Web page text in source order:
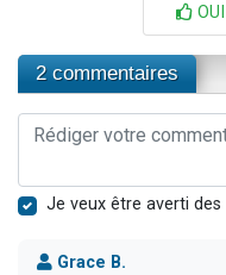
OUI
2 commentaires
Je veux être averti
Grace B.